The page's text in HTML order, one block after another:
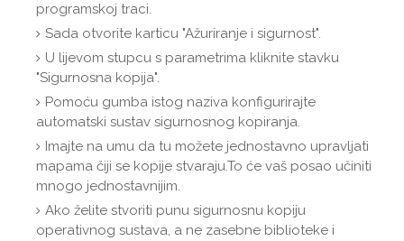
programskoj traci.
Sada otvorite karticu "Ažuriranje i sigurnost".
U lijevom stupcu s parametrima kliknite stavku
"Sigurnosna kopija".
Pomoću gumba istog naziva konfigurirajte
automatski sustav sigurnosnog kopiranja.
Imajte na umu da tu možete jednostavno upravljati
mapama čiji se kopije stvaraju.To će vaš posao učiniti
mnogo jednostavnijim.
Ako želite stvoriti punu sigurnosnu kopiju
operativnog sustava, a ne zasebne biblioteke i